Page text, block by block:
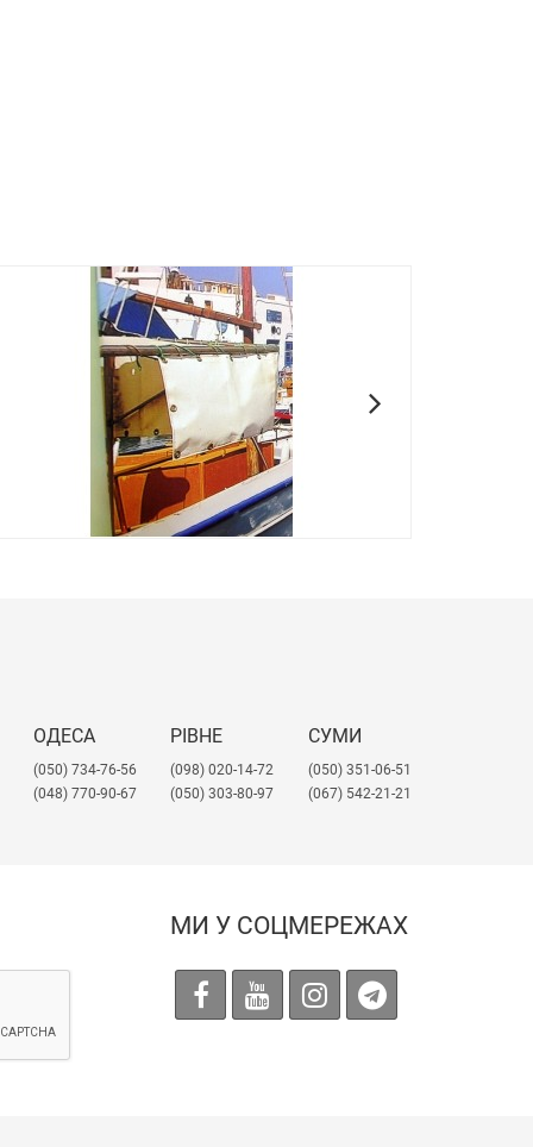
ОДЕСА
(050) 734-76-56
(048) 770-90-67
РІВНЕ
(098) 020-14-72
(050) 303-80-97
СУМИ
(050) 351-06-51
(067) 542-21-21
МИ У СОЦМЕРЕЖАХ